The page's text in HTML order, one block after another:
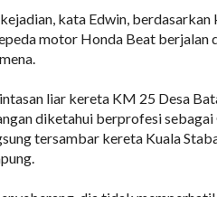
kata Edwin, berdasarkan
motor Honda Beat berjalan
liar kereta KM 25 Desa
diketahui berprofesi sebagai
tersambar kereta Kuala